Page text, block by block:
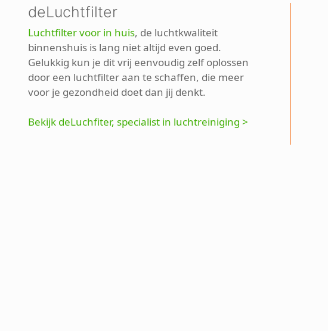
deLuchtfilter
Luchtfilter voor in huis, de luchtkwaliteit
binnenshuis is lang niet altijd even goed.
Gelukkig kun je dit vrij eenvoudig zelf oplossen
door een luchtfilter aan te schaffen, die meer
voor je gezondheid doet dan jij denkt.
Bekijk deLuchfiter, specialist in luchtreiniging >